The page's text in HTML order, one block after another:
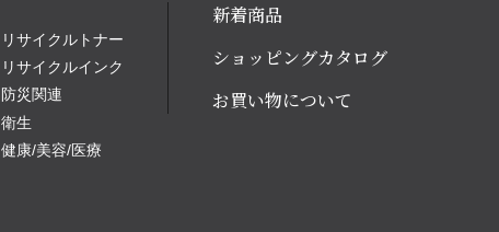
リサイクルトナー
リサイクルインク
防災関連
衛生
健康/美容/医療
新着商品
ショッピングカタログ
お買い物について